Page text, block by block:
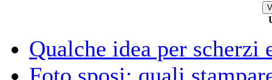
Qualche idea per